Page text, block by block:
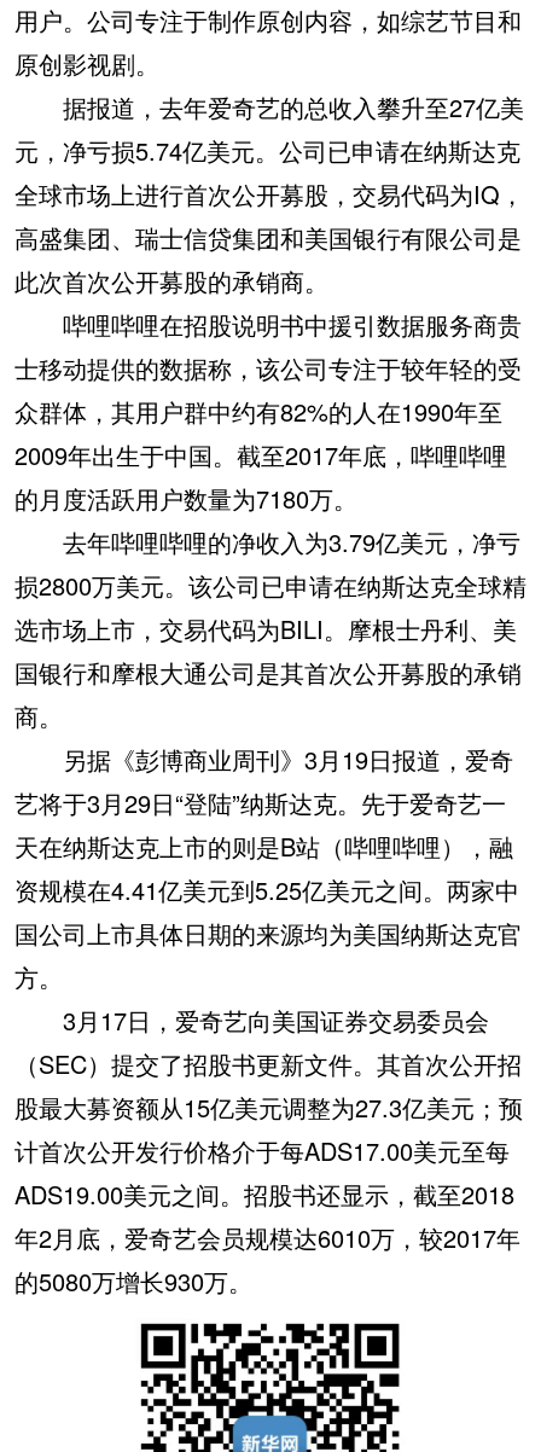
用户。公司专注于制作原创内容，如综艺节目和
原创影视剧。
据报道，去年爱奇艺的总收入攀升至27亿美
元，净亏损5.74亿美元。公司已申请在纳斯达克
全球市场上进行首次公开募股，交易代码为IQ，
高盛集团、瑞士信贷集团和美国银行有限公司是
此次首次公开募股的承销商。
哔哩哔哩在招股说明书中援引数据服务商贵
士移动提供的数据称，该公司专注于较年轻的受
众群体，其用户群中约有82%的人在1990年至
2009年出生于中国。截至2017年底，哔哩哔哩
的月度活跃用户数量为7180万。
去年哔哩哔哩的净收入为3.79亿美元，净亏
损2800万美元。该公司已申请在纳斯达克全球精
选市场上市，交易代码为BILI。摩根士丹利、美
国银行和摩根大通公司是其首次公开募股的承销
商。
另据《彭博商业周刊》3月19日报道，爱奇
艺将于3月29日“登陆”纳斯达克。先于爱奇艺一
天在纳斯达克上市的则是B站（哔哩哔哩），融
资规模在4.41亿美元到5.25亿美元之间。两家中
国公司上市具体日期的来源均为美国纳斯达克官
方。
3月17日，爱奇艺向美国证券交易委员会
（SEC）提交了招股书更新文件。其首次公开招
股最大募资额从15亿美元调整为27.3亿美元；预
计首次公开发行价格介于每ADS17.00美元至每
ADS19.00美元之间。招股书还显示，截至2018
年2月底，爱奇艺会员规模达6010万，较2017年
的5080万增长930万。